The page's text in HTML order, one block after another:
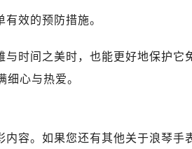
效的预防措施。
时间之美时，也能更好地保护它
心与热爱。
内容。如果您还有其他关于浪琴手